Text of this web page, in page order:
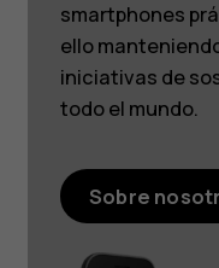
smartphones
ello
iniciativas de
todo el mundo.
Sobre